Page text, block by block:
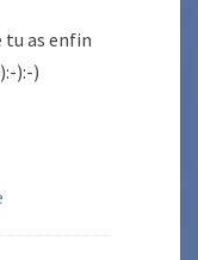
tu as enfin
):-)